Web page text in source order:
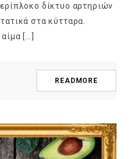
δίκτυο αρτηριών
στα κύτταρα.
[…]
READMORE